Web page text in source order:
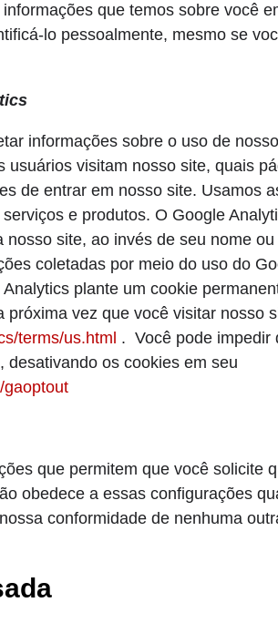
que temos sobre você
lo pessoalmente, mesmo se
informações sobre o uso de
visitam nosso site, quais
de entrar em nosso site. Usamos
e produtos. O Google
site, ao invés de seu nome
coletadas por meio do uso do
plante um cookie
vez que você visitar nosso
terms/us.html . Você pode impedir
desativando os cookies em seu
gaoptout
que permitem que você solicite
obedece a essas configurações
conformidade de nenhuma